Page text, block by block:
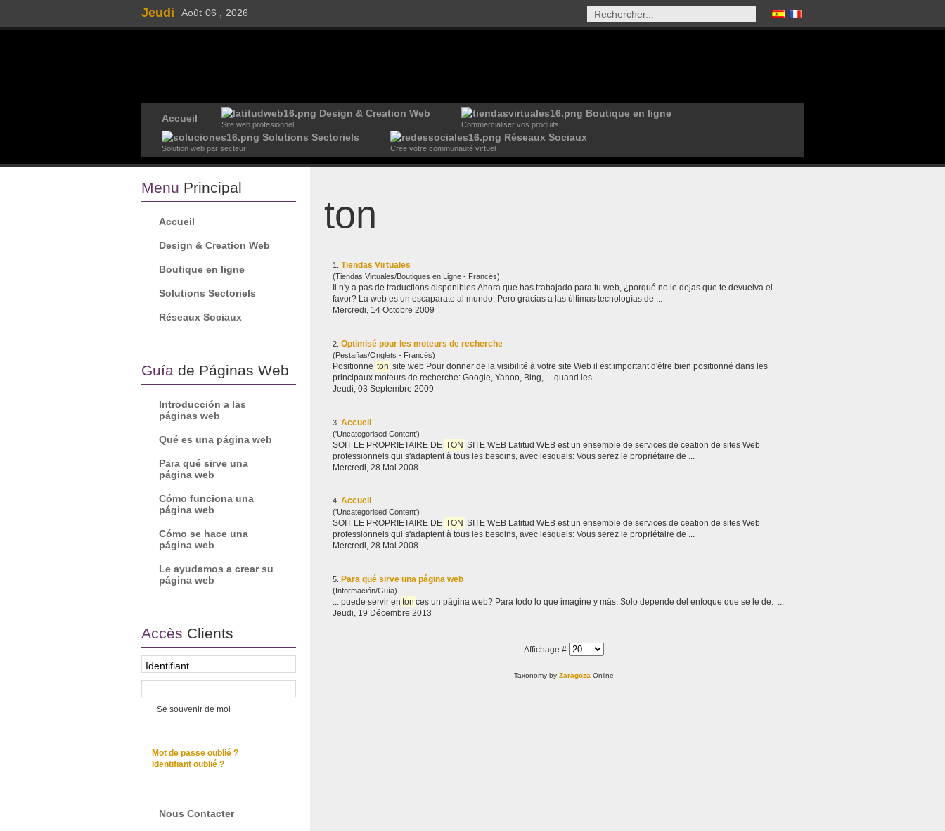
Jeudi Août 06 , 2026
Accueil Design & Creation Web
Site web profesionnel
Boutique en ligne
Commercialiser vos produits
Solutions Sectoriels
Solution web par secteur
Réseaux Sociaux
Crée votre communauté virtuel
ton
1. Tiendas Virtuales
(Tiendas Virtuales/Boutiques en Ligne - Francés)
Il n'y a pas de traductions disponibles Ahora que has trabajado para tu web, ¿porqué no le dejas que te devuelva el
favor? La web es un escaparate al mundo. Pero gracias a las últimas tecnologías de ...
Mercredi, 14 Octobre 2009
2. Optimisé pour les moteurs de recherche
(Pestañas/Onglets - Francés)
Positionne ton site web Pour donner de la visibilité à votre site Web il est important d'être bien positionné dans les
principaux moteurs de recherche: Google, Yahoo, Bing, ... quand les ...
Jeudi, 03 Septembre 2009
3. Accueil
('Uncategorised Content')
SOIT LE PROPRIETAIRE DE TON SITE WEB Latitud WEB est un ensemble de services de ceation de sites Web
professionnels qui s'adaptent à tous les besoins, avec lesquels: Vous serez le propriétaire de ...
Mercredi, 28 Mai 2008
4. Accueil
('Uncategorised Content')
SOIT LE PROPRIETAIRE DE TON SITE WEB Latitud WEB est un ensemble de services de ceation de sites Web
professionnels qui s'adaptent à tous les besoins, avec lesquels: Vous serez le propriétaire de ...
Mercredi, 28 Mai 2008
5. Para qué sirve una página web
(Información/Guía)
... puede servir en ton ces un página web? Para todo lo que imagine y más. Solo depende del enfoque que se le de. ...
Jeudi, 19 Décembre 2013
Affichage #
Taxonomy by Zaragoza Online
Menu Principal
Accueil
Design & Creation Web
Boutique en ligne
Solutions Sectoriels
Réseaux Sociaux
Guía de Páginas Web
Introducción a las
páginas web
Qué es una página web
Para qué sirve una
página web
Cómo funciona una
página web
Cómo se hace una
página web
Le ayudamos a crear su
página web
Accès Clients
Se souvenir de moi
Mot de passe oublié ?
Identifiant oublié ?
Nous Contacter